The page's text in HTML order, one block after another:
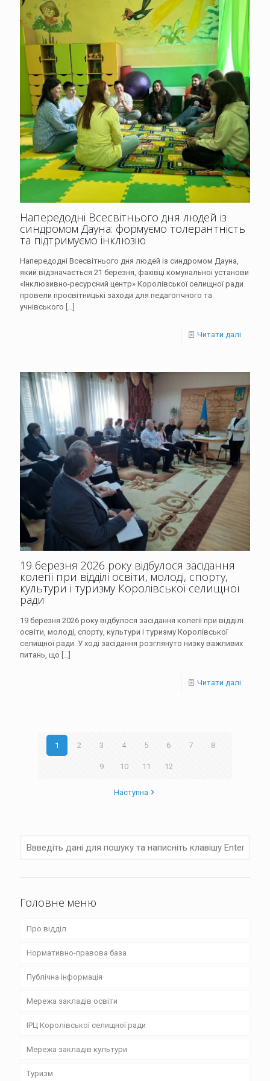
Напередодні Всесвітнього дня людей із
синдромом Дауна: формуємо толерантність
та підтримуємо інклюзію
Напередодні Всесвітнього дня людей із синдромом Дауна,
який відзначається 21 березня, фахівці комунальної установи
«Інклюзивно-ресурсний центр» Королівської селищної ради
провели просвітницькі заходи для педагогічного та
учнівського […]
Читати далі
19 березня 2026 року відбулося засідання
колегії при відділі освіти, молоді, спорту,
культури і туризму Королівської селищної
ради
19 березня 2026 року відбулося засідання колегії при відділі
освіти, молоді, спорту, культури і туризму Королівської
селищної ради. У ході засідання розглянуто низку важливих
питань, що […]
Читати далі
1 2 3 4 5 6 7 8
9 10 11 12
Наступна
Головне меню
Про відділ
Структура
Положення
Графік роботи
Плани
Звіти
Нормативно-правова база
Закони
Розпорядження та рішення
Накази
Публічна інформація
Фінансові звіти
Публічні закупівлі
Мережа закладів освіти
Приватні заклади дошкільної освіти
Веряцька гімназія Королівської селищної ради
Веряцький заклад дошкільної освіти (ясла-садок)
ІРЦ Королівської селищної ради
Мережа закладів культури
Новоселицький музейний комплекс
Туризм